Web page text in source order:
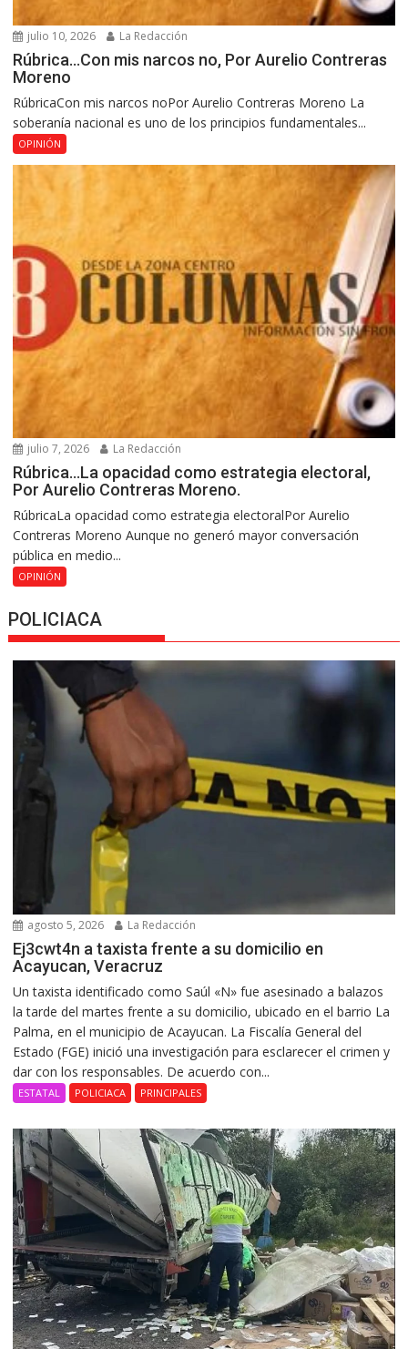
julio 10, 2026 La Redacción
Rúbrica…Con mis narcos no, Por Aurelio Contreras
Moreno
RúbricaCon mis narcos noPor Aurelio Contreras Moreno La
soberanía nacional es uno de los principios fundamentales...
OPINIÓN
julio 7, 2026 La Redacción
Rúbrica…La opacidad como estrategia electoral,
Por Aurelio Contreras Moreno.
RúbricaLa opacidad como estrategia electoralPor Aurelio
Contreras Moreno Aunque no generó mayor conversación
pública en medio...
OPINIÓN
POLICIACA
agosto 5, 2026 La Redacción
Ej3cwt4n a taxista frente a su domicilio en
Acayucan, Veracruz
Un taxista identificado como Saúl «N» fue asesinado a balazos
la tarde del martes frente a su domicilio, ubicado en el barrio La
Palma, en el municipio de Acayucan. La Fiscalía General del
Estado (FGE) inició una investigación para esclarecer el crimen y
dar con los responsables. De acuerdo con...
ESTATAL POLICIACA PRINCIPALES